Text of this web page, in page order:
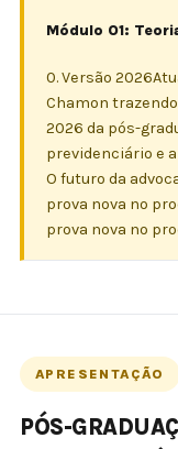
Módulo 01:
0. Versão
Chamon
2026 da pós-
previdenciário e
O futuro da
prova nova no
prova nova no
APRESENTAÇÃO
PÓS-